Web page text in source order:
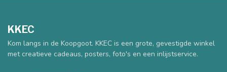
KKEC
Kom langs in de Koopgoot. KKEC is een grote, gevestigde winkel
met creatieve cadeaus, posters, foto's en een inlijstservice.